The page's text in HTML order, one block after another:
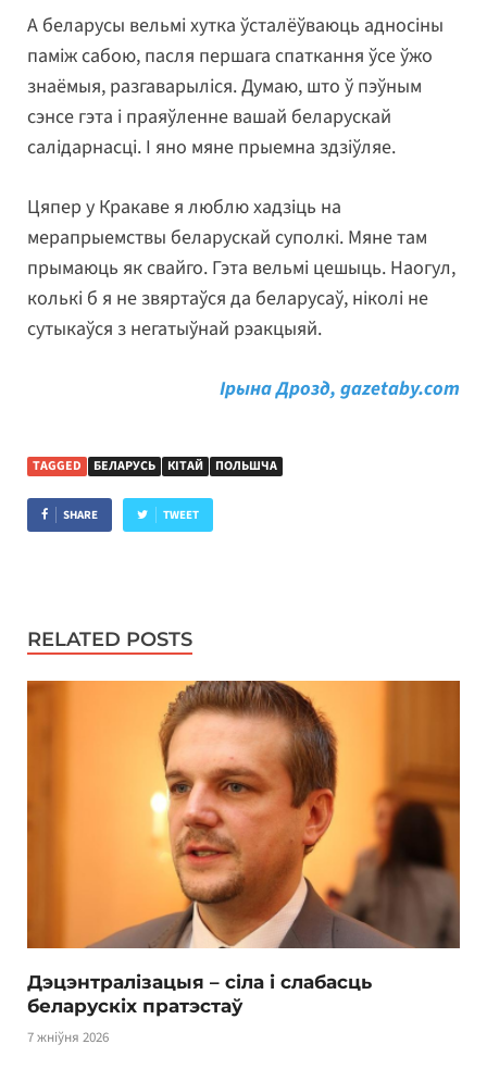
А беларусы вельмі хутка ўсталёўваюць адносіны
паміж сабою, пасля першага спаткання ўсе ўжо
знаёмыя, разгаварыліся. Думаю, што ў пэўным
сэнсе гэта і праяўленне вашай беларускай
салідарнасці. І яно мяне прыемна здзіўляе.
Цяпер у Кракаве я люблю хадзіць на
мерапрыемствы беларускай суполкі. Мяне там
прымаюць як свайго. Гэта вельмі цешыць. Наогул,
колькі б я не звяртаўся да беларусаў, ніколі не
сутыкаўся з негатыўнай рэакцыяй.
Ірына Дрозд, gazetaby.com
TAGGED БЕЛАРУСЬ КІТАЙ ПОЛЬШЧА
SHARE TWEET
RELATED POSTS
Дэцэнтралізацыя – сіла і слабасць
беларускіх пратэстаў
7 жніўня 2026